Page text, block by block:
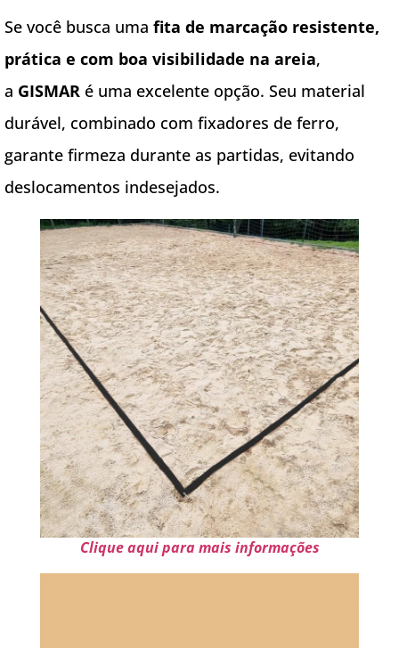
Se você busca uma fita de marcação resistente,
prática e com boa visibilidade na areia,
a GISMAR é uma excelente opção. Seu material
durável, combinado com fixadores de ferro,
garante firmeza durante as partidas, evitando
deslocamentos indesejados.
Clique aqui para mais informações